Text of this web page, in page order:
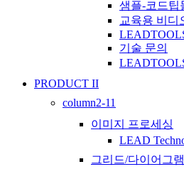
샘플-코드팁
교육용 비디
기술 문의
PRODUCT II
column2-11
이미지 프로세싱
LEAD
그리드/다이어그